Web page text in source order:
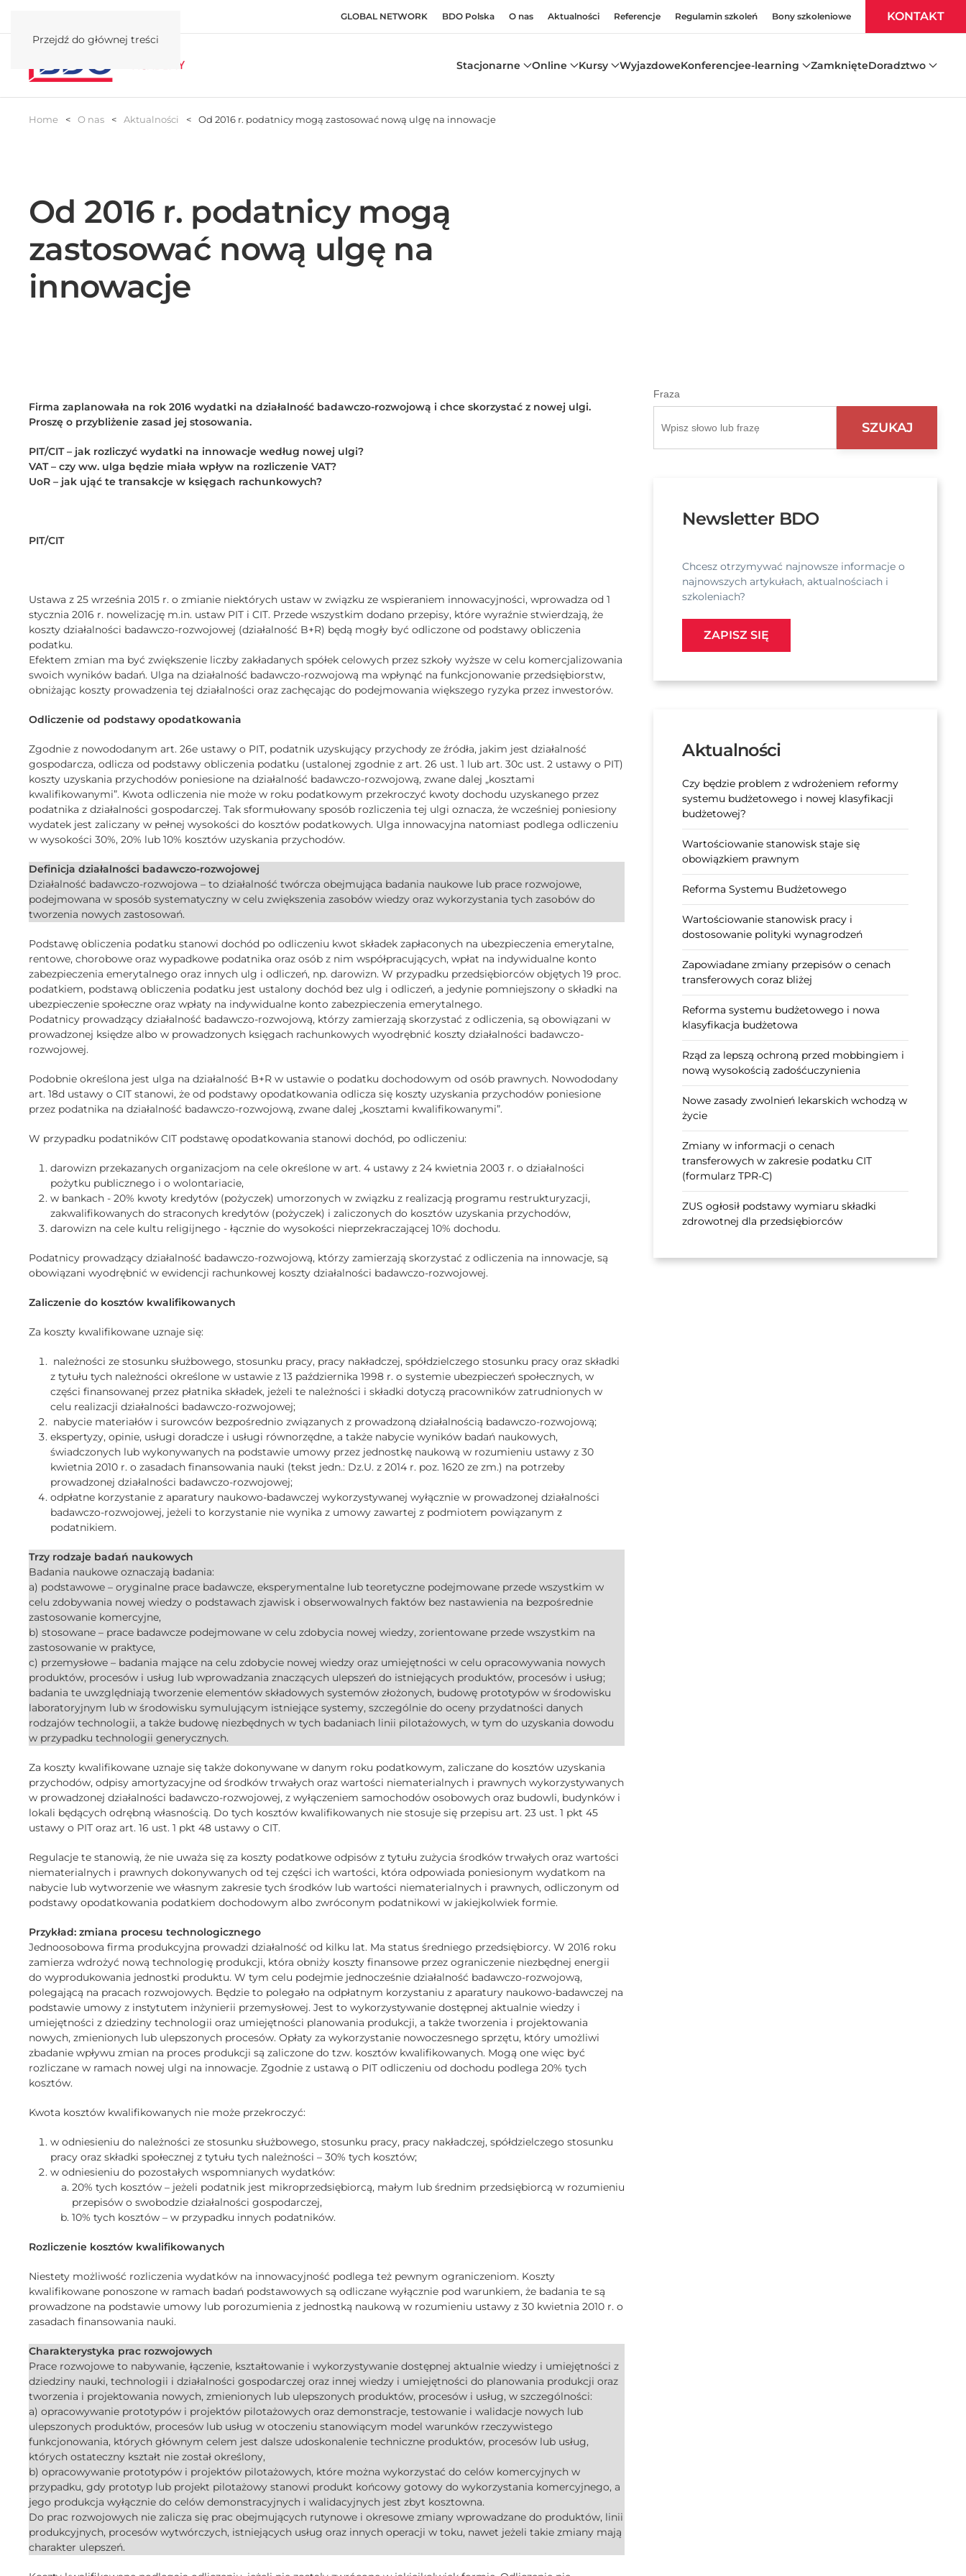
Przejdź do głównej treści
GLOBAL NETWORK BDO Polska O nas Aktualności Referencje Regulamin szkoleń Bony szkoleniowe KONTAKT
Stacjonarne Online Kursy WyjazdoweKonferencjee-learning ZamknięteDoradztwo
Home O nas Aktualności Od 2016 r. podatnicy mogą zastosować nową ulgę na innowacje
Od 2016 r. podatnicy mogą
zastosować nową ulgę na
innowacje
Firma zaplanowała na rok 2016 wydatki na działalność badawczo-rozwojową i chce skorzystać z nowej ulgi.
Proszę o przybliżenie zasad jej stosowania.
PIT/CIT – jak rozliczyć wydatki na innowacje według nowej ulgi?
VAT – czy ww. ulga będzie miała wpływ na rozliczenie VAT?
UoR – jak ująć te transakcje w księgach rachunkowych?
PIT/CIT
Ustawa z 25 września 2015 r. o zmianie niektórych ustaw w związku ze wspieraniem innowacyjności, wprowadza od 1
stycznia 2016 r. nowelizację m.in. ustaw PIT i CIT. Przede wszystkim dodano przepisy, które wyraźnie stwierdzają, że
koszty działalności badawczo-rozwojowej (działalność B+R) będą mogły być odliczone od podstawy obliczenia
podatku.
Efektem zmian ma być zwiększenie liczby zakładanych spółek celowych przez szkoły wyższe w celu komercjalizowania
swoich wyników badań. Ulga na działalność badawczo-rozwojową ma wpłynąć na funkcjonowanie przedsiębiorstw,
obniżając koszty prowadzenia tej działalności oraz zachęcając do podejmowania większego ryzyka przez inwestorów.
Odliczenie od podstawy opodatkowania
Zgodnie z nowododanym art. 26e ustawy o PIT, podatnik uzyskujący przychody ze źródła, jakim jest działalność
gospodarcza, odlicza od podstawy obliczenia podatku (ustalonej zgodnie z art. 26 ust. 1 lub art. 30c ust. 2 ustawy o PIT)
koszty uzyskania przychodów poniesione na działalność badawczo-rozwojową, zwane dalej „kosztami
kwalifikowanymi”. Kwota odliczenia nie może w roku podatkowym przekroczyć kwoty dochodu uzyskanego przez
podatnika z działalności gospodarczej. Tak sformułowany sposób rozliczenia tej ulgi oznacza, że wcześniej poniesiony
wydatek jest zaliczany w pełnej wysokości do kosztów podatkowych. Ulga innowacyjna natomiast podlega odliczeniu
w wysokości 30%, 20% lub 10% kosztów uzyskania przychodów.
Definicja działalności badawczo-rozwojowej
Działalność badawczo-rozwojowa – to działalność twórcza obejmująca badania naukowe lub prace rozwojowe,
podejmowana w sposób systematyczny w celu zwiększenia zasobów wiedzy oraz wykorzystania tych zasobów do
tworzenia nowych zastosowań.
Podstawę obliczenia podatku stanowi dochód po odliczeniu kwot składek zapłaconych na ubezpieczenia emerytalne,
rentowe, chorobowe oraz wypadkowe podatnika oraz osób z nim współpracujących, wpłat na indywidualne konto
zabezpieczenia emerytalnego oraz innych ulg i odliczeń, np. darowizn. W przypadku przedsiębiorców objętych 19 proc.
podatkiem, podstawą obliczenia podatku jest ustalony dochód bez ulg i odliczeń, a jedynie pomniejszony o składki na
ubezpieczenie społeczne oraz wpłaty na indywidualne konto zabezpieczenia emerytalnego.
Podatnicy prowadzący działalność badawczo-rozwojową, którzy zamierzają skorzystać z odliczenia, są obowiązani w
prowadzonej księdze albo w prowadzonych księgach rachunkowych wyodrębnić koszty działalności badawczo-
rozwojowej.
Podobnie określona jest ulga na działalność B+R w ustawie o podatku dochodowym od osób prawnych. Nowododany
art. 18d ustawy o CIT stanowi, że od podstawy opodatkowania odlicza się koszty uzyskania przychodów poniesione
przez podatnika na działalność badawczo-rozwojową, zwane dalej „kosztami kwalifikowanymi”.
W przypadku podatników CIT podstawę opodatkowania stanowi dochód, po odliczeniu:
darowizn przekazanych organizacjom na cele określone w art. 4 ustawy z 24 kwietnia 2003 r. o działalności
pożytku publicznego i o wolontariacie,
w bankach - 20% kwoty kredytów (pożyczek) umorzonych w związku z realizacją programu restrukturyzacji,
zakwalifikowanych do straconych kredytów (pożyczek) i zaliczonych do kosztów uzyskania przychodów,
darowizn na cele kultu religijnego - łącznie do wysokości nieprzekraczającej 10% dochodu.
Podatnicy prowadzący działalność badawczo-rozwojową, którzy zamierzają skorzystać z odliczenia na innowacje, są
obowiązani wyodrębnić w ewidencji rachunkowej koszty działalności badawczo-rozwojowej.
Zaliczenie do kosztów kwalifikowanych
Za koszty kwalifikowane uznaje się:
należności ze stosunku służbowego, stosunku pracy, pracy nakładczej, spółdzielczego stosunku pracy oraz składki
z tytułu tych należności określone w ustawie z 13 października 1998 r. o systemie ubezpieczeń społecznych, w
części finansowanej przez płatnika składek, jeżeli te należności i składki dotyczą pracowników zatrudnionych w
celu realizacji działalności badawczo-rozwojowej;
nabycie materiałów i surowców bezpośrednio związanych z prowadzoną działalnością badawczo-rozwojową;
ekspertyzy, opinie, usługi doradcze i usługi równorzędne, a także nabycie wyników badań naukowych,
świadczonych lub wykonywanych na podstawie umowy przez jednostkę naukową w rozumieniu ustawy z 30
kwietnia 2010 r. o zasadach finansowania nauki (tekst jedn.: Dz.U. z 2014 r. poz. 1620 ze zm.) na potrzeby
prowadzonej działalności badawczo-rozwojowej;
odpłatne korzystanie z aparatury naukowo-badawczej wykorzystywanej wyłącznie w prowadzonej działalności
badawczo-rozwojowej, jeżeli to korzystanie nie wynika z umowy zawartej z podmiotem powiązanym z
podatnikiem.
Trzy rodzaje badań naukowych
Badania naukowe oznaczają badania:
a) podstawowe – oryginalne prace badawcze, eksperymentalne lub teoretyczne podejmowane przede wszystkim w
celu zdobywania nowej wiedzy o podstawach zjawisk i obserwowalnych faktów bez nastawienia na bezpośrednie
zastosowanie komercyjne,
b) stosowane – prace badawcze podejmowane w celu zdobycia nowej wiedzy, zorientowane przede wszystkim na
zastosowanie w praktyce,
c) przemysłowe – badania mające na celu zdobycie nowej wiedzy oraz umiejętności w celu opracowywania nowych
produktów, procesów i usług lub wprowadzania znaczących ulepszeń do istniejących produktów, procesów i usług;
badania te uwzględniają tworzenie elementów składowych systemów złożonych, budowę prototypów w środowisku
laboratoryjnym lub w środowisku symulującym istniejące systemy, szczególnie do oceny przydatności danych
rodzajów technologii, a także budowę niezbędnych w tych badaniach linii pilotażowych, w tym do uzyskania dowodu
w przypadku technologii generycznych.
Za koszty kwalifikowane uznaje się także dokonywane w danym roku podatkowym, zaliczane do kosztów uzyskania
przychodów, odpisy amortyzacyjne od środków trwałych oraz wartości niematerialnych i prawnych wykorzystywanych
w prowadzonej działalności badawczo-rozwojowej, z wyłączeniem samochodów osobowych oraz budowli, budynków i
lokali będących odrębną własnością. Do tych kosztów kwalifikowanych nie stosuje się przepisu art. 23 ust. 1 pkt 45
ustawy o PIT oraz art. 16 ust. 1 pkt 48 ustawy o CIT.
Regulacje te stanowią, że nie uważa się za koszty podatkowe odpisów z tytułu zużycia środków trwałych oraz wartości
niematerialnych i prawnych dokonywanych od tej części ich wartości, która odpowiada poniesionym wydatkom na
nabycie lub wytworzenie we własnym zakresie tych środków lub wartości niematerialnych i prawnych, odliczonym od
podstawy opodatkowania podatkiem dochodowym albo zwróconym podatnikowi w jakiejkolwiek formie.
Przykład: zmiana procesu technologicznego
Jednoosobowa firma produkcyjna prowadzi działalność od kilku lat. Ma status średniego przedsiębiorcy. W 2016 roku
zamierza wdrożyć nową technologię produkcji, która obniży koszty finansowe przez ograniczenie niezbędnej energii
do wyprodukowania jednostki produktu. W tym celu podejmie jednocześnie działalność badawczo-rozwojową,
polegającą na pracach rozwojowych. Będzie to polegało na odpłatnym korzystaniu z aparatury naukowo-badawczej na
podstawie umowy z instytutem inżynierii przemysłowej. Jest to wykorzystywanie dostępnej aktualnie wiedzy i
umiejętności z dziedziny technologii oraz umiejętności planowania produkcji, a także tworzenia i projektowania
nowych, zmienionych lub ulepszonych procesów. Opłaty za wykorzystanie nowoczesnego sprzętu, który umożliwi
zbadanie wpływu zmian na proces produkcji są zaliczone do tzw. kosztów kwalifikowanych. Mogą one więc być
rozliczane w ramach nowej ulgi na innowacje. Zgodnie z ustawą o PIT odliczeniu od dochodu podlega 20% tych
kosztów.
Kwota kosztów kwalifikowanych nie może przekroczyć:
w odniesieniu do należności ze stosunku służbowego, stosunku pracy, pracy nakładczej, spółdzielczego stosunku
pracy oraz składki społecznej z tytułu tych należności – 30% tych kosztów;
w odniesieniu do pozostałych wspomnianych wydatków:
20% tych kosztów – jeżeli podatnik jest mikroprzedsiębiorcą, małym lub średnim przedsiębiorcą w rozumieniu
przepisów o swobodzie działalności gospodarczej,
10% tych kosztów – w przypadku innych podatników.
Rozliczenie kosztów kwalifikowanych
Niestety możliwość rozliczenia wydatków na innowacyjność podlega też pewnym ograniczeniom. Koszty
kwalifikowane ponoszone w ramach badań podstawowych są odliczane wyłącznie pod warunkiem, że badania te są
prowadzone na podstawie umowy lub porozumienia z jednostką naukową w rozumieniu ustawy z 30 kwietnia 2010 r. o
zasadach finansowania nauki.
Charakterystyka prac rozwojowych
Prace rozwojowe to nabywanie, łączenie, kształtowanie i wykorzystywanie dostępnej aktualnie wiedzy i umiejętności z
dziedziny nauki, technologii i działalności gospodarczej oraz innej wiedzy i umiejętności do planowania produkcji oraz
tworzenia i projektowania nowych, zmienionych lub ulepszonych produktów, procesów i usług, w szczególności:
a) opracowywanie prototypów i projektów pilotażowych oraz demonstracje, testowanie i walidacje nowych lub
ulepszonych produktów, procesów lub usług w otoczeniu stanowiącym model warunków rzeczywistego
funkcjonowania, których głównym celem jest dalsze udoskonalenie techniczne produktów, procesów lub usług,
których ostateczny kształt nie został określony,
b) opracowywanie prototypów i projektów pilotażowych, które można wykorzystać do celów komercyjnych w
przypadku, gdy prototyp lub projekt pilotażowy stanowi produkt końcowy gotowy do wykorzystania komercyjnego, a
jego produkcja wyłącznie do celów demonstracyjnych i walidacyjnych jest zbyt kosztowna.
Do prac rozwojowych nie zalicza się prac obejmujących rutynowe i okresowe zmiany wprowadzane do produktów, linii
produkcyjnych, procesów wytwórczych, istniejących usług oraz innych operacji w toku, nawet jeżeli takie zmiany mają
charakter ulepszeń.
Fraza
Newsletter BDO
Chcesz otrzymywać najnowsze informacje o
najnowszych artykułach, aktualnościach i
szkoleniach?
ZAPISZ SIĘ
Aktualności
Czy będzie problem z wdrożeniem reformy
systemu budżetowego i nowej klasyfikacji
budżetowej?
Wartościowanie stanowisk staje się
obowiązkiem prawnym
Reforma Systemu Budżetowego
Wartościowanie stanowisk pracy i
dostosowanie polityki wynagrodzeń
Zapowiadane zmiany przepisów o cenach
transferowych coraz bliżej
Reforma systemu budżetowego i nowa
klasyfikacja budżetowa
Rząd za lepszą ochroną przed mobbingiem i
nową wysokością zadośćuczynienia
Nowe zasady zwolnień lekarskich wchodzą w
życie
Zmiany w informacji o cenach
transferowych w zakresie podatku CIT
(formularz TPR-C)
ZUS ogłosił podstawy wymiaru składki
zdrowotnej dla przedsiębiorców